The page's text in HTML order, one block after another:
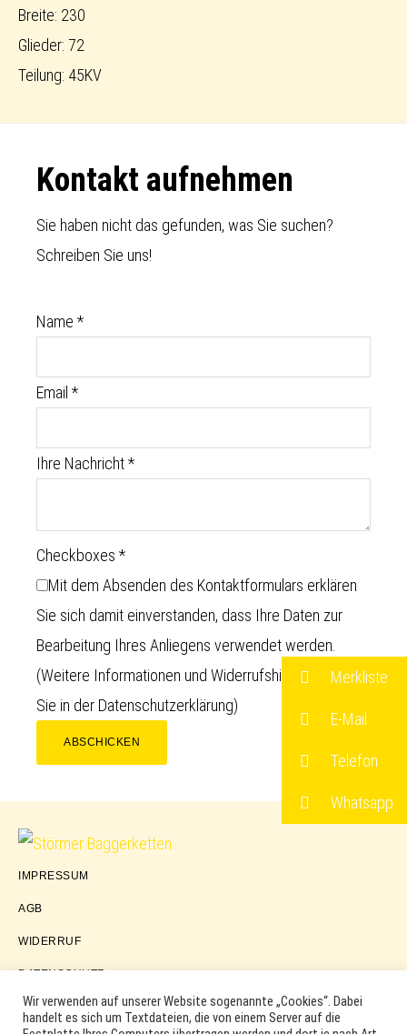
Breite: 230
Glieder: 72
Teilung: 45KV
Footer
Kontakt aufnehmen
Sie haben nicht das gefunden, was Sie suchen?
Schreiben Sie uns!
Name *
Email *
Ihre Nachricht*
Checkboxes *
Mit dem Absenden des Kontaktformulars erklären
Sie sich damit einverstanden, dass Ihre Daten zur
Bearbeitung Ihres Anliegens verwendet werden.
(Weitere Informationen und Widerrufshinweise finden
Sie in der Datenschutzerklärung)
ABSCHICKEN
Störmer
IMPRESSUM
AGB
WIDERRUF
DATENSCHUTZ
Wir verwenden auf unserer Website sogenannte „Cookies“. Dabei
handelt es sich um Textdateien, die von einem Server auf die
Merkliste
E-Mail
Telefon
Whatsapp